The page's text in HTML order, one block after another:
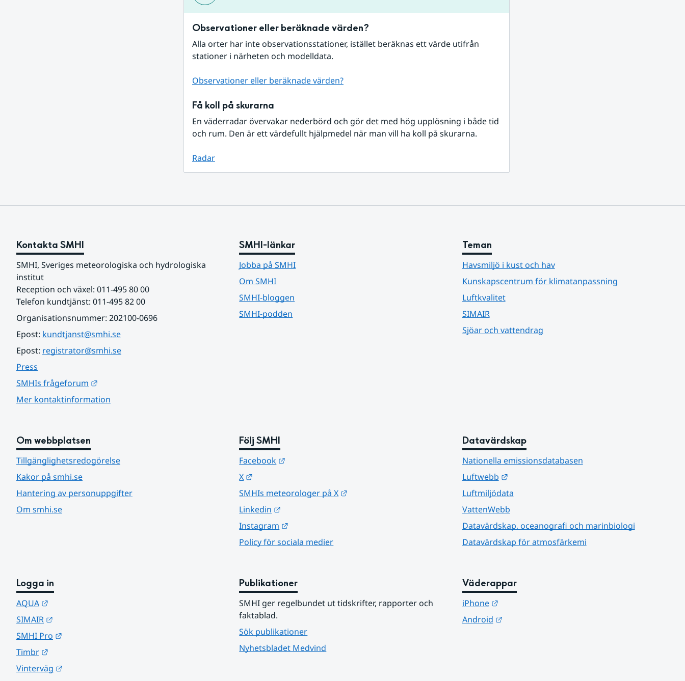
Observationer eller beräknade värden?
Alla orter har inte observationsstationer, istället beräknas ett värde utifrån
stationer i närheten och modelldata.
Observationer eller beräknade värden?
Få koll på skurarna
En väderradar övervakar nederbörd och gör det med hög upplösning i både tid
och rum. Den är ett värdefullt hjälpmedel när man vill ha koll på skurarna.
Radar
Kontakta SMHI
SMHI, Sveriges meteorologiska och hydrologiska
institut
Reception och växel: 011-495 80 00
Telefon kundtjänst: 011-495 82 00
Organisationsnummer: 202100-0696
Epost: kundtjanst@smhi.se
Epost: registrator@smhi.se
Press
SMHIs frågeforum
Mer kontaktinformation
SMHI-länkar
Jobba på SMHI
Om SMHI
SMHI-bloggen
SMHI-podden
Teman
Havsmiljö i kust och hav
Kunskapscentrum för klimatanpassning
Luftkvalitet
SIMAIR
Sjöar och vattendrag
Om webbplatsen
Tillgänglighetsredogörelse
Kakor på smhi.se
Hantering av personuppgifter
Om smhi.se
Följ SMHI
Facebook
X
SMHIs meteorologer på X
Linkedin
Instagram
Policy för sociala medier
Datavärdskap
Nationella emissionsdatabasen
Luftwebb
Länk till annan webbplats.
Luftmiljödata
VattenWebb
Datavärdskap, oceanografi och marinbiologi
Datavärdskap för atmosfärkemi
Logga in
AQUA
SIMAIR
SMHI Pro
Timbr
Vinterväg
Publikationer
SMHI ger regelbundet ut tidskrifter, rapporter och
faktablad.
Sök publikationer
Nyhetsbladet Medvind
Väderappar
iPhone
Länk till annan webbplats.
Android
Länk till annan webbplats.